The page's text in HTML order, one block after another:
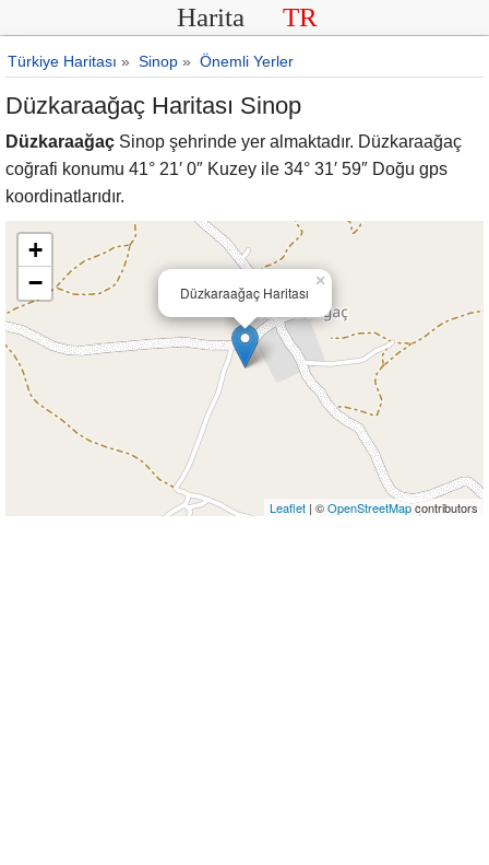
Harita TR
Türkiye Haritası » Sinop » Önemli Yerler
Düzkaraağaç Haritası Sinop
Düzkaraağaç Sinop şehrinde yer almaktadır. Düzkaraağaç
coğrafi konumu 41° 21′ 0″ Kuzey ile 34° 31′ 59″ Doğu gps
koordinatlarıdır.
Düzkaraağaç Haritası
×
+
−
Leaflet | ©OpenStreetMapcontributors